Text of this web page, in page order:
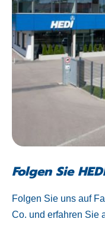
Folgen Sie
Folgen Sie uns auf
Co. und erfahren Sie